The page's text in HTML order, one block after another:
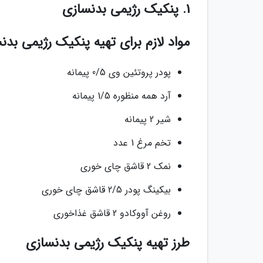
1. پنکیک رژیمی بدنسازی
مواد لازم برای تهیه پنکیک رژیمی
پودر پروتئین وی 0/5 پیمانه
آرد همه منظوره 1/5 پیمانه
شیر 2 پیمانه
تخم مرغ 1 عدد
نمک 2 قاشق چای خوری
بیکینگ پودر 2/5 قاشق چای خوری
روغن آووکادو 2 قاشق غذاخوری
طرز تهیه پنکیک رژیمی بدنسازی